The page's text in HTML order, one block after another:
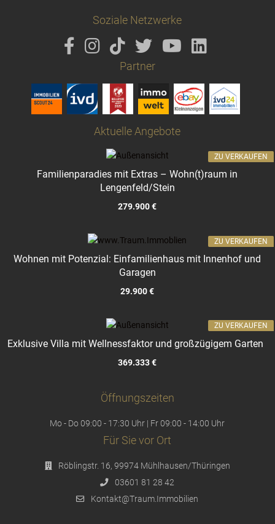
Soziale Netzwerke
Partner
Aktuelle Angebote
Familienparadies mit Extras – Wohn(t)raum in
Lengenfeld/Stein
279.900 €
ZU VERKAUFEN
Wohnen mit Potenzial: Einfamilienhaus mit Innenhof und
Garagen
29.900 €
ZU VERKAUFEN
Exklusive Villa mit Wellnessfaktor und großzügigem Garten
369.333 €
ZU VERKAUFEN
Öffnungszeiten
Mo - Do 09:00 - 17:30 Uhr | Fr 09:00 - 14:00 Uhr
Für Sie vor Ort
Röblingstr. 16, 99974 Mühlhausen/Thüringen
03601 81 28 42
Kontakt@Traum.Immobilien